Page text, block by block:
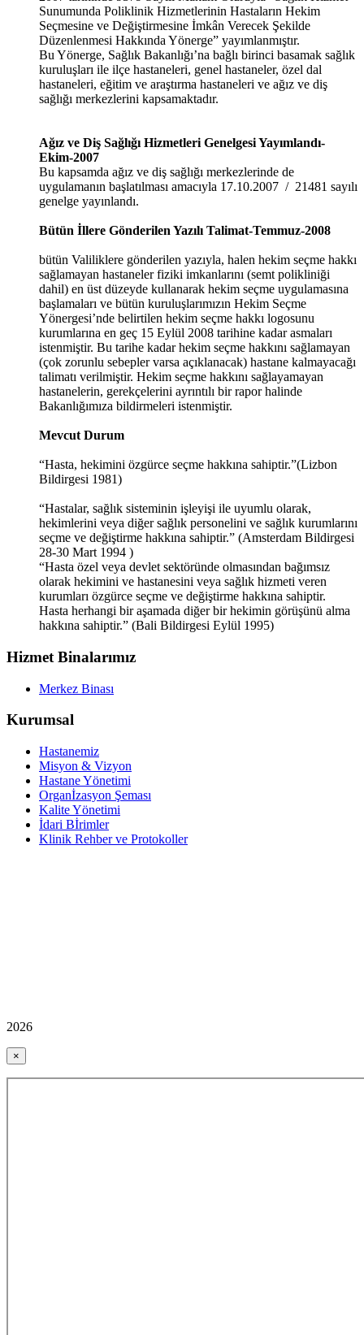
Sunumunda Poliklinik Hizmetlerinin Hastaların Hekim
Seçmesine ve Değiştirmesine İmkân Verecek Şekilde
Düzenlenmesi Hakkında Yönerge” yayımlanmıştır.
Bu Yönerge, Sağlık Bakanlığı’na bağlı birinci basamak sağlık
kuruluşları ile ilçe hastaneleri, genel hastaneler, özel dal
hastaneleri, eğitim ve araştırma hastaneleri ve ağız ve diş
sağlığı merkezlerini kapsamaktadır.
Ağız ve Diş Sağlığı Hizmetleri Genelgesi Yayımlandı-
Ekim-2007
Bu kapsamda ağız ve diş sağlığı merkezlerinde de
uygulamanın başlatılması amacıyla 17.10.2007 / 21481 sayılı
genelge yayınlandı.
Bütün İllere Gönderilen Yazılı Talimat-Temmuz-2008
bütün Valiliklere gönderilen yazıyla, halen hekim seçme hakkı
sağlamayan hastaneler fiziki imkanlarını (semt polikliniği
dahil) en üst düzeyde kullanarak hekim seçme uygulamasına
başlamaları ve bütün kuruluşlarımızın Hekim Seçme
Yönergesi’nde belirtilen hekim seçme hakkı logosunu
kurumlarına en geç 15 Eylül 2008 tarihine kadar asmaları
istenmiştir. Bu tarihe kadar hekim seçme hakkını sağlamayan
(çok zorunlu sebepler varsa açıklanacak) hastane kalmayacağı
talimatı verilmiştir. Hekim seçme hakkını sağlayamayan
hastanelerin, gerekçelerini ayrıntılı bir rapor halinde
Bakanlığımıza bildirmeleri istenmiştir.
Mevcut Durum
“Hasta, hekimini özgürce seçme hakkına sahiptir.”(Lizbon
Bildirgesi 1981)
“Hastalar, sağlık sisteminin işleyişi ile uyumlu olarak,
hekimlerini veya diğer sağlık personelini ve sağlık kurumlarını
seçme ve değiştirme hakkına sahiptir.” (Amsterdam Bildirgesi
28-30 Mart 1994 )
“Hasta özel veya devlet sektöründe olmasından bağımsız
olarak hekimini ve hastanesini veya sağlık hizmeti veren
kurumları özgürce seçme ve değiştirme hakkına sahiptir.
Hasta herhangi bir aşamada diğer bir hekimin görüşünü alma
hakkına sahiptir.” (Bali Bildirgesi Eylül 1995)
Hizmet Binalarımız
Merkez Binası
Kurumsal
Hastanemiz
Misyon & Vizyon
Hastane Yönetimi
Organİzasyon Şeması
Kalite Yönetimi
İdari Bİrimler
Klinik Rehber ve Protokoller
2026
×